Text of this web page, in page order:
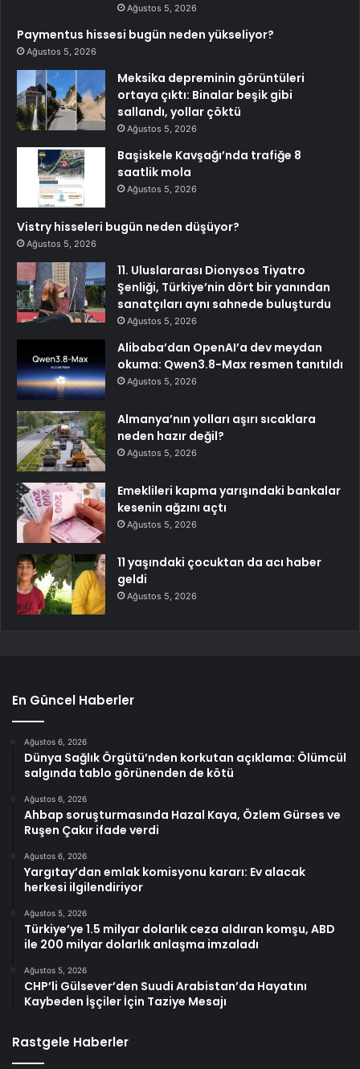
Ağustos 5, 2026
Paymentus hissesi bugün neden yükseliyor?
Ağustos 5, 2026
Meksika depreminin görüntüleri
ortaya çıktı: Binalar beşik gibi
sallandı, yollar çöktü
Ağustos 5, 2026
Başiskele Kavşağı’nda trafiğe 8
saatlik mola
Ağustos 5, 2026
Vistry hisseleri bugün neden düşüyor?
Ağustos 5, 2026
11. Uluslararası Dionysos Tiyatro
Şenliği, Türkiye’nin dört bir yanından
sanatçıları aynı sahnede buluşturdu
Ağustos 5, 2026
Alibaba’dan OpenAI’a dev meydan
okuma: Qwen3.8-Max resmen tanıtıldı
Ağustos 5, 2026
Almanya’nın yolları aşırı sıcaklara
neden hazır değil?
Ağustos 5, 2026
Emeklileri kapma yarışındaki bankalar
kesenin ağzını açtı
Ağustos 5, 2026
11 yaşındaki çocuktan da acı haber
geldi
Ağustos 5, 2026
En Güncel Haberler
Ağustos 6, 2026
Dünya Sağlık Örgütü’nden korkutan açıklama: Ölümcül
salgında tablo görünenden de kötü
Ağustos 6, 2026
Ahbap soruşturmasında Hazal Kaya, Özlem Gürses ve
Ruşen Çakır ifade verdi
Ağustos 6, 2026
Yargıtay’dan emlak komisyonu kararı: Ev alacak
herkesi ilgilendiriyor
Ağustos 5, 2026
Türkiye’ye 1.5 milyar dolarlık ceza aldıran komşu, ABD
ile 200 milyar dolarlık anlaşma imzaladı
Ağustos 5, 2026
CHP’li Gülsever’den Suudi Arabistan’da Hayatını
Kaybeden İşçiler İçin Taziye Mesajı
Rastgele Haberler